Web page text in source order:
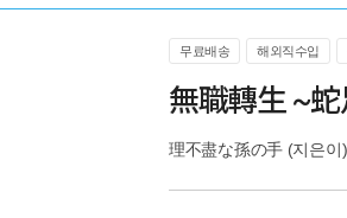
무료배송 해외직수입
無職轉生 ~
理不盡な孫の手 (지은이)